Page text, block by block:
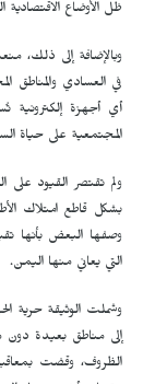
ظل الأوضاع الاقتصادية
وبالإضافة إلى ذلك،
في العسادي والمناطق
أي أجهزة إلكترونية
المجتمعية على حياة
ولم تقتصر القيود
بشكل قاطع امتلاك
وصفها البعض بأنها
التي يعاني منها اليمن.
وشملت الوثيقة حرية
إلى مناطق بعيدة دون
الظروف، وقضت بمعاقبة